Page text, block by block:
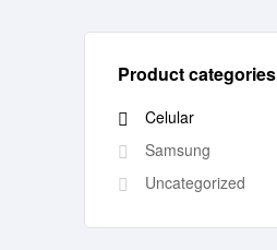
Product categories
Celular
Samsung
Uncategorized